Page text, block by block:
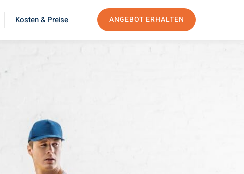
Kosten & Preise ANGEBOT ERHALTEN